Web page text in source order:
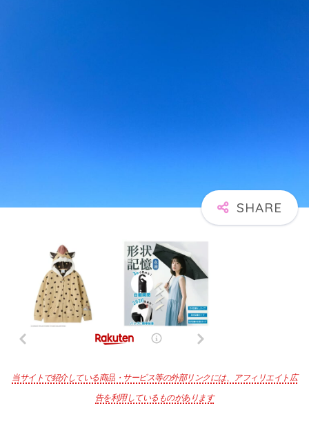
当サイトで紹介している商品・サービス等の外部リンクには、アフィリエイト広
告を利用しているものがあります